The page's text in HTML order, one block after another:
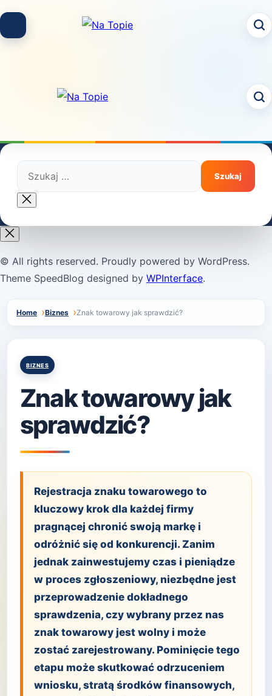
content
Szukaj:
Close
search
© All rights reserved. Proudly powered by WordPress.
Theme SpeedBlog designed by WPInterface.
Home Biznes Znak towarowy jak sprawdzić?
Posted
BIZNES
Znak towarowy jak
sprawdzić?
Rejestracja znaku towarowego to
kluczowy krok dla każdej firmy
pragnącej chronić swoją markę i
odróżnić się od konkurencji. Zanim
jednak zainwestujemy czas i pieniądze
w proces zgłoszeniowy, niezbędne jest
przeprowadzenie dokładnego
sprawdzenia, czy wybrany przez nas
znak towarowy jest wolny i może
zostać zarejestrowany. Pominięcie tego
etapu może skutkować odrzuceniem
wniosku, stratą środków finansowych,